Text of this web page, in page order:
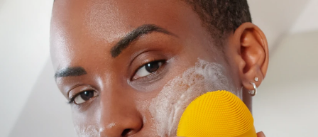
Mina enheter
Mina beställningar
Mina adresser
Mina prenumerationer
FAQ™ Pure Beauty-Tech Elixir
issa™ Teeth Whitening Set
English Deutsch
Español
Français
Italiano
Português
Svenska
Русский
Türkçe
简体中文 繁體中文